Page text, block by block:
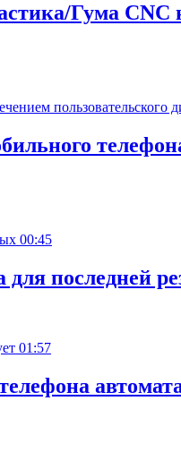
Гума CNC
00:45
последней
01:57